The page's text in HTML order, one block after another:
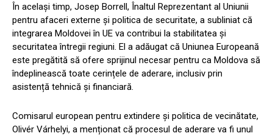
În același timp, Josep Borrell, Înaltul Reprezentant al Uniunii
pentru afaceri externe și politica de securitate, a subliniat că
integrarea Moldovei în UE va contribui la stabilitatea și
securitatea întregii regiuni. El a adăugat că Uniunea Europeană
este pregătită să ofere sprijinul necesar pentru ca Moldova să
îndeplinească toate cerințele de aderare, inclusiv prin
asistență tehnică și financiară.
Comisarul european pentru extindere și politica de vecinătate,
Olivér Várhelyi, a menționat că procesul de aderare va fi unul